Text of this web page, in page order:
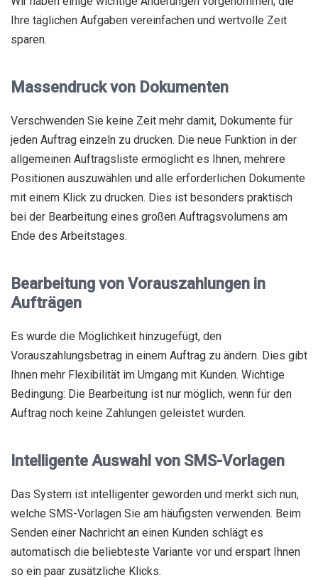
Ihre täglichen Aufgaben vereinfachen und wertvolle Zeit
sparen.
Massendruck von Dokumenten
Verschwenden Sie keine Zeit mehr damit, Dokumente für
jeden Auftrag einzeln zu drucken. Die neue Funktion in der
allgemeinen Auftragsliste ermöglicht es Ihnen, mehrere
Positionen auszuwählen und alle erforderlichen Dokumente
mit einem Klick zu drucken. Dies ist besonders praktisch
bei der Bearbeitung eines großen Auftragsvolumens am
Ende des Arbeitstages.
Bearbeitung von Vorauszahlungen in
Aufträgen
Es wurde die Möglichkeit hinzugefügt, den
Vorauszahlungsbetrag in einem Auftrag zu ändern. Dies gibt
Ihnen mehr Flexibilität im Umgang mit Kunden. Wichtige
Bedingung: Die Bearbeitung ist nur möglich, wenn für den
Auftrag noch keine Zahlungen geleistet wurden.
Intelligente Auswahl von SMS-Vorlagen
Das System ist intelligenter geworden und merkt sich nun,
welche SMS-Vorlagen Sie am häufigsten verwenden. Beim
Senden einer Nachricht an einen Kunden schlägt es
automatisch die beliebteste Variante vor und erspart Ihnen
so ein paar zusätzliche Klicks.